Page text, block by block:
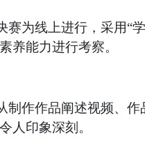
赛为线上进行，采用“
养能力进行考察。
制作作品阐述视频、
人印象深刻。